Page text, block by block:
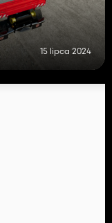
15 lipca 2024